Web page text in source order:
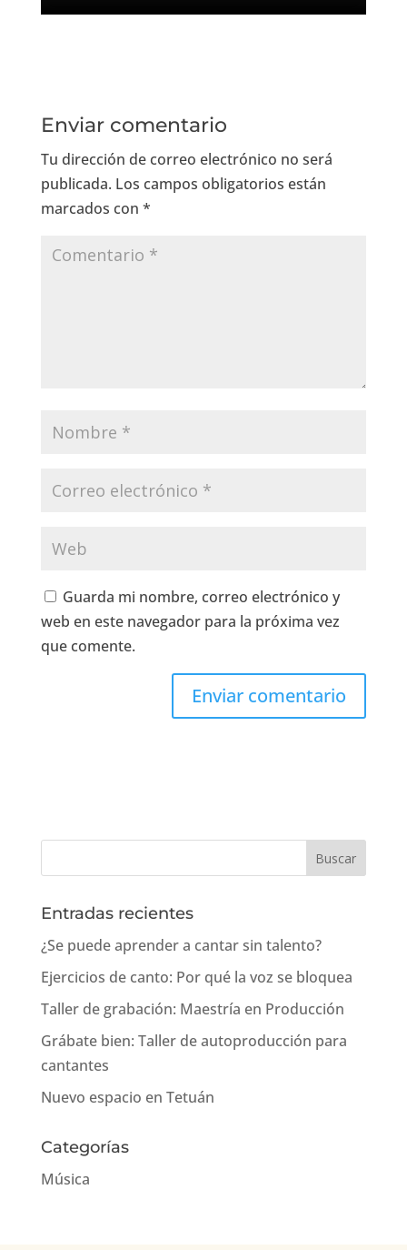
Enviar comentario
Tu dirección de correo electrónico no será
publicada. Los campos obligatorios están
marcados con *
Guarda mi nombre, correo electrónico y
web en este navegador para la próxima vez
que comente.
Entradas recientes
¿Se puede aprender a cantar sin talento?
Ejercicios de canto: Por qué la voz se bloquea
Taller de grabación: Maestría en Producción
Grábate bien: Taller de autoproducción para
cantantes
Nuevo espacio en Tetuán
Categorías
Música